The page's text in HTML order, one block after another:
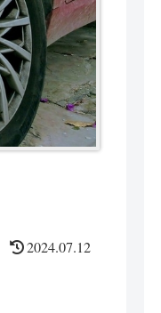
2024.07.12